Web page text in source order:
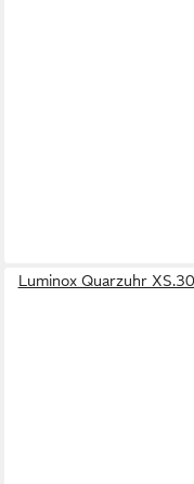
Luminox Quarzuhr